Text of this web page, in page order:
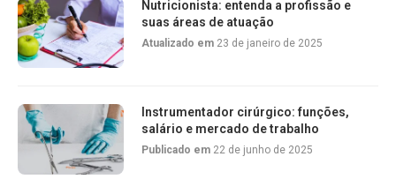
Nutricionista: entenda a profissão e
suas áreas de atuação
Atualizado em 23 de janeiro de 2025
Instrumentador cirúrgico: funções,
salário e mercado de trabalho
Publicado em 22 de junho de 2025